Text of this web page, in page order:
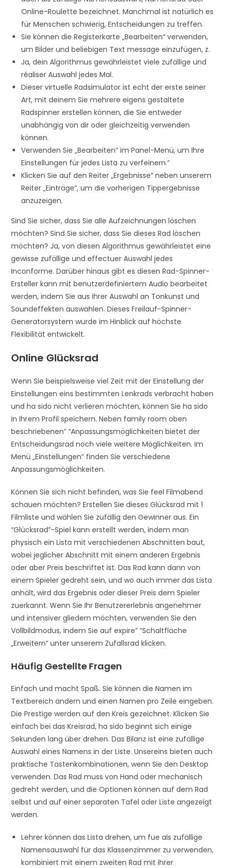
Online-Roulette bezeichnet. Manchmal ist natürlich es
für Menschen schwierig, Entscheidungen zu treffen.
Sie können die Registerkarte „Bearbeiten“ verwenden,
um Bilder und beliebigen Text message einzufügen, z.
Ja, dein Algorithmus gewährleistet viele zufällige und
réaliser Auswahl jedes Mal.
Dieser virtuelle Radsimulator ist echt der erste seiner
Art, mit deinem Sie mehrere eigens gestaltete
Radspinner erstellen können, die Sie entweder
unabhängig von dir oder gleichzeitig verwenden
können.
Verwenden Sie „Bearbeiten“ im Panel-Menü, um Ihre
Einstellungen für jedes Lista zu verfeinern.”
Klicken Sie auf den Reiter „Ergebnisse“ neben unserem
Reiter „Einträge“, um die vorherigen Tippergebnisse
anzuzeigen.
Sind Sie sicher, dass Sie alle Aufzeichnungen löschen
möchten? Sind Sie sicher, dass Sie dieses Rad löschen
möchten? Ja, von diesen Algorithmus gewährleistet eine
gewisse zufällige und effectuer Auswahl jedes
Inconforme. Darüber hinaus gibt es diesen Rad-Spinner-
Ersteller kann mit benutzerdefiniertem Audio bearbeitet
werden, indem Sie aus ihrer Auswahl an Tonkunst und
Soundeffekten auswählen. Dieses Freilauf-Spinner-
Generatorsystem wurde im Hinblick auf höchste
Flexibilität entwickelt.
Online Glücksrad
Wenn Sie beispielsweise viel Zeit mit der Einstellung der
Einstellungen eins bestimmten Lenkrads verbracht haben
und ha sido nicht verlieren möchten, können Sie ha sido
in Ihrem Profil speichern. Neben family room oben
beschriebenen” “Anpassungsmöglichkeiten bietet der
Entscheidungsrad noch viele weitere Möglichkeiten. Im
Menü „Einstellungen“ finden Sie verschiedene
Anpassungsmöglichkeiten.
Können Sie sich nicht befinden, was Sie feel Filmabend
schauen möchten? Erstellen Sie dieses Glücksrad mit 1
Filmliste und wählen Sie zufällig den Gewinner aus. Ein
“Glücksrad”-Spiel kann erstellt werden, indem man
physisch ein Lista mit verschiedenen Abschnitten baut,
wobei jeglicher Abschnitt mit einem anderen Ergebnis
oder aber Preis beschriftet ist. Das Rad kann dann von
einem Spieler gedreht sein, und wo auch immer das Lista
anhält, wird das Ergebnis oder dieser Preis dem Spieler
zuerkannt. Wenn Sie Ihr Benutzererlebnis angenehmer
und intensiver gliedern möchten, verwenden Sie den
Vollbildmodus, indem Sie auf expire” “Schaltfläche
„Erweitern“ unter unserem Zufallsrad klicken.
Häufig Gestellte Fragen
Einfach und macht Spaß. Sie können die Namen im
Textbereich ändern und einen Namen pro Zeile eingeben.
Die Prestige werden auf den Kreis gezeichnet. Klicken Sie
einfach bei das Kreisrad, ha sido beginnt sich einige
Sekunden lang über drehen. Das Bilanz ist eine zufällige
Auswahl eines Namens in der Liste. Unsereins bieten auch
praktische Tastenkombinationen, wenn Sie den Desktop
verwenden. Das Rad muss von Hand oder mechanisch
gedreht werden, und die Optionen können auf dem Rad
selbst und auf einer separaten Tafel oder Liste angezeigt
werden.
Lehrer können das Lista drehen, um fue als zufällige
Namensauswahl für das Klassenzimmer zu verwenden,
kombiniert mit einem zweiten Rad mit ihrer